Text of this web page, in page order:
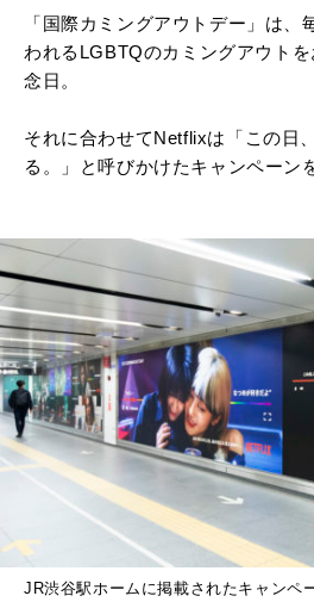
「国際カミングアウトデー」は、
われるLGBTQのカミングアウト
念日。
それに合わせてNetflixは「この日
る。」と呼びかけたキャンペーン
JR渋谷駅ホームに掲載されたキャンペ